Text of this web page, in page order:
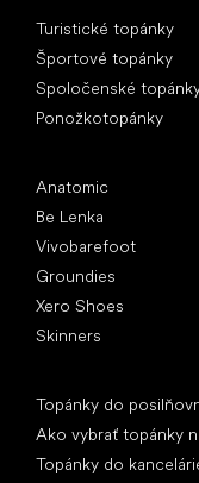
Turistické topánky
Športové topánky
Spoločenské
Ponožkotopánky
Anatomic
Be Lenka
Vivobarefoot
Groundies
Xero Shoes
Skinners
Topánky do
Ako vybrať topánky
Topánky do